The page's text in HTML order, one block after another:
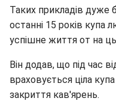
Таких прикладів дуже
останні 15 років купа
успішне життя от на
Він додав, що під час
враховується ціла
закриття кав'ярень.